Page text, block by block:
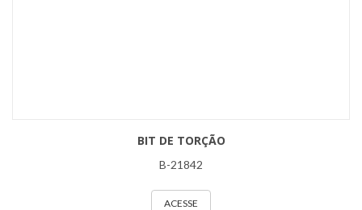
BIT DE TORÇÃO
B-21842
ACESSE